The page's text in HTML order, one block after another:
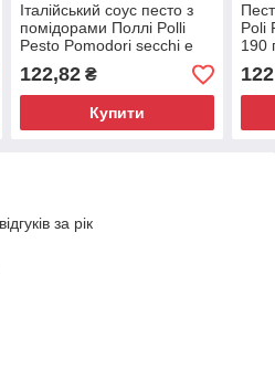
Італійський соус песто з
помідорами Поллі Polli
Pesto Pomodori secchi e
formagio 190 г, Приправи
та соуси
122,82₴
Купити
Poli
190
за рік